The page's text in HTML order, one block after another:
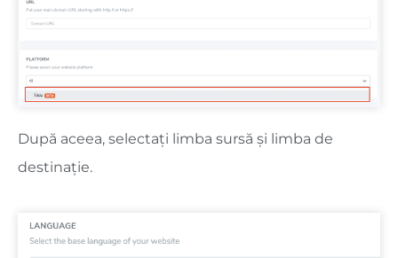
După aceea, selectați limba sursă și limba de
destinație.